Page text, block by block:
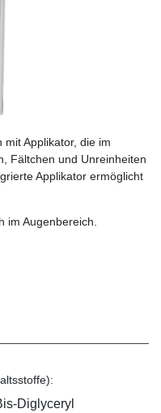
mit Applikator, die im
Fältchen und Unreinheiten
Applikator ermöglicht
im Augenbereich.
Diglyceryl